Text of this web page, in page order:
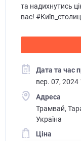
та надихнутись
вас!
Дата та час
вер. 07, 2024
Адреса
Трамвай,
Україна
Ціна